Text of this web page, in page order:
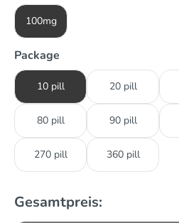
100mg
Package
10 pill 20 pill
80 pill 90 pill
270 pill 360 pill
Gesamtpreis: